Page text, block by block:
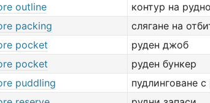
outline
контур на
packing
слягане на
pocket
руден джоб
pocket
руден бункер
puddling
пудлинговане с